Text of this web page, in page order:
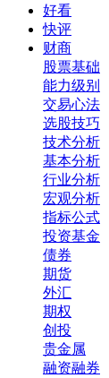
好看
快评
财商
股票基础
能力级别
交易心法
选股技巧
技术分析
基本分析
行业分析
宏观分析
指标公式
投资基金
债券
期货
外汇
期权
创投
贵金属
融资融券